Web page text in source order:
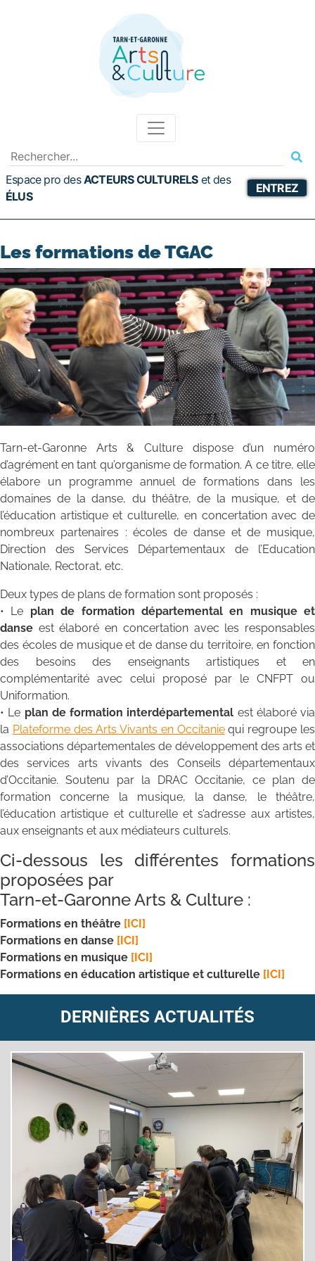
Espace pro desACTEURS CULTURELS etdes
ÉLUS
ENTREZ
Les formations de TGAC
Tarn-et-Garonne Arts & Culture dispose d’un numéro
d’agrément en tant qu’organisme de formation. A ce titre, elle
élabore un programme annuel de formations dans les
domaines de la danse, du théâtre, de la musique, et de
l’éducation artistique et culturelle, en concertation avec de
nombreux partenaires : écoles de danse et de musique,
Direction des Services Départementaux de l’Education
Nationale, Rectorat, etc.
Deux types de plans de formation sont proposés :
• Le plan de formation départemental en musique et
danse est élaboré en concertation avec les responsables
des écoles de musique et de danse du territoire, en fonction
des besoins des enseignants artistiques et en
complémentarité avec celui proposé par le CNFPT ou
Uniformation.
• Le plan de formation interdépartemental est élaboré via
la Plateforme des Arts Vivants en Occitaniequi regroupe les
associations départementales de développement des arts et
des services arts vivants des Conseils départementaux
d’Occitanie. Soutenu par la DRAC Occitanie, ce plan de
formation concerne la musique, la danse, le théâtre,
l’éducation artistique et culturelle et s’adresse aux artistes,
aux enseignants et aux médiateurs culturels.
Ci-dessous les différentes formations
proposées par
Tarn-et-Garonne Arts & Culture :
Formations en théâtre [ICI]
Formations en danse [ICI]
Formations en musique [ICI]
Formations en éducation artistique et culturelle [ICI]
DERNIÈRES ACTUALITÉS